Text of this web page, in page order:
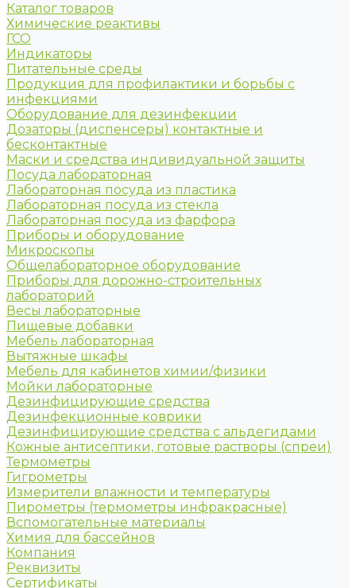
Каталог товаров
Химические реактивы
ГСО
Индикаторы
Питательные среды
Продукция для профилактики и борьбы с
инфекциями
Оборудование для дезинфекции
Дозаторы (диспенсеры) контактные и
бесконтактные
Маски и средства индивидуальной защиты
Посуда лабораторная
Лабораторная посуда из пластика
Лабораторная посуда из стекла
Лабораторная посуда из фарфора
Приборы и оборудование
Микроскопы
Общелабораторное оборудование
Приборы для дорожно-строительных
лабораторий
Весы лабораторные
Пищевые добавки
Мебель лабораторная
Вытяжные шкафы
Мебель для кабинетов химии/физики
Мойки лабораторные
Дезинфицирующие средства
Дезинфекционные коврики
Дезинфицирующие средства с альдегидами
Кожные антисептики, готовые растворы (спреи)
Термометры
Гигрометры
Измерители влажности и температуры
Пирометры (термометры инфракрасные)
Вспомогательные материалы
Химия для бассейнов
Компания
Реквизиты
Сертификаты